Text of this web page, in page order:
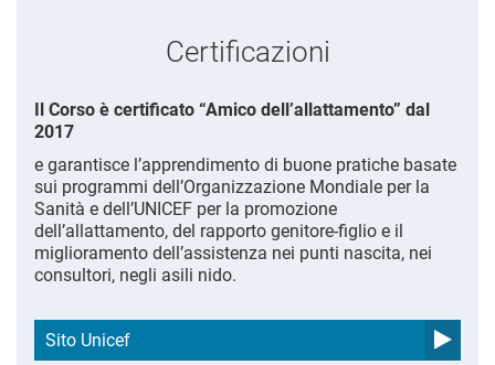
Certificazioni
Il Corso è certificato “Amico dell’allattamento” dal
2017
e garantisce l’apprendimento di buone pratiche basate
sui programmi dell’Organizzazione Mondiale per la
Sanità e dell’UNICEF per la promozione
dell’allattamento, del rapporto genitore-figlio e il
miglioramento dell’assistenza nei punti nascita, nei
consultori, negli asili nido.
Sito Unicef